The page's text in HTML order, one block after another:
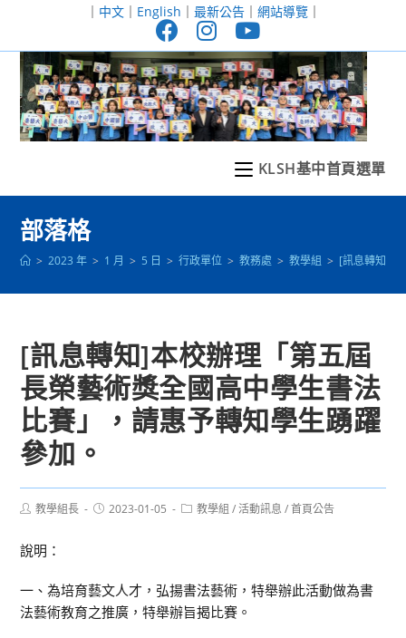
至
｜ 中文｜ English ｜ 最新公告｜ 網站導覽｜
KLSH基中首頁選單
部落格
> 2023 年 > 1 月 > 5 日 > 行政單位 > 教務處 > 教學組 > [訊息轉知]本
[訊息轉知]本校辦理「第五屆
長榮藝術獎全國高中學生書法
比賽」，請惠予轉知學生踴躍
參加。
Post教學組長
Post2023-01-05
Post教學組 / 活動訊息 / 首頁公告
說明：
一、為培育藝文人才，弘揚書法藝術，特舉辦此活動做為書
法藝術教育之推廣，特舉辦旨揭比賽。